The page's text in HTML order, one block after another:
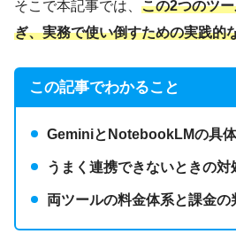
そこで本記事では、 この2つのツ
ぎ、実務で使い倒すための実践的
この記事でわかること
GeminiとNotebookLMの具
うまく連携できないときの対
両ツールの料金体系と課金の